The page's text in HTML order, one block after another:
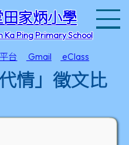
家炳小學
Ka Ping Primary School
台 Gmail eClass
情」徵文比